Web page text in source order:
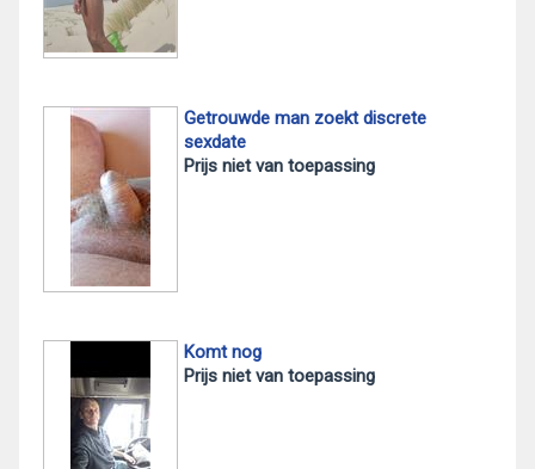
Getrouwde man zoekt discrete
sexdate
Prijs niet van toepassing
Komt nog
Prijs niet van toepassing